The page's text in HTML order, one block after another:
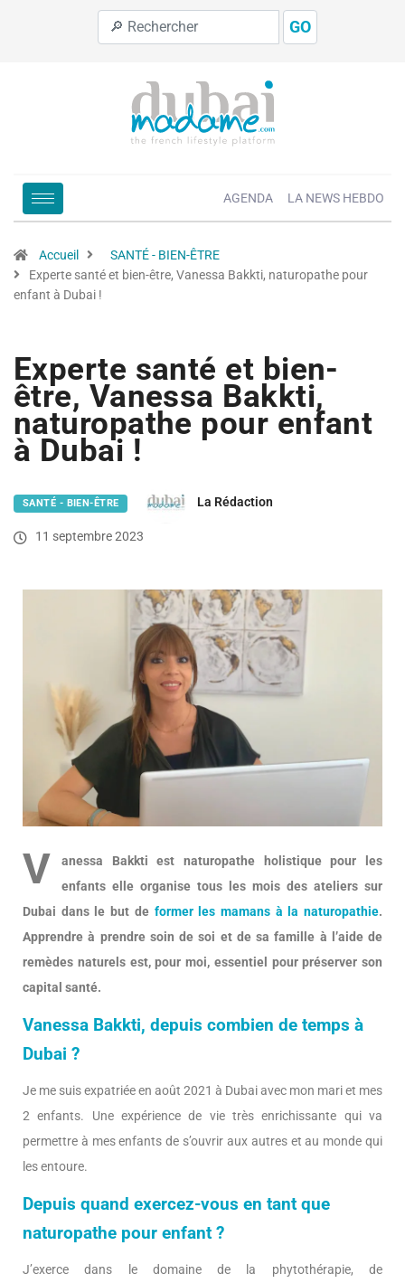
GO
AGENDA LA NEWS HEBDO
Accueil
SANTÉ - BIEN-ÊTRE
Experte santé et bien-être, Vanessa Bakkti, naturopathe pour
enfant à Dubai !
Experte santé et bien-
être, Vanessa Bakkti,
naturopathe pour enfant
à Dubai !
SANTÉ - BIEN-ÊTRE La Rédaction
11 septembre 2023
V
anessa Bakkti est naturopathe holistique pour les
enfants elle organise tous les mois des ateliers sur
Dubai dans le but de former les mamans à la naturopathie.
Apprendre à prendre soin de soi et de sa famille à l’aide de
remèdes naturels est, pour moi, essentiel pour préserver son
capital santé.
Vanessa Bakkti, depuis combien de temps à
Dubai ?
Je me suis expatriée en août 2021 à Dubai avec mon mari et mes
2 enfants. Une expérience de vie très enrichissante qui va
permettre à mes enfants de s’ouvrir aux autres et au monde qui
les entoure.
Depuis quand exercez-vous en tant que
naturopathe pour enfant ?
J’exerce dans le domaine de la phytothérapie, de